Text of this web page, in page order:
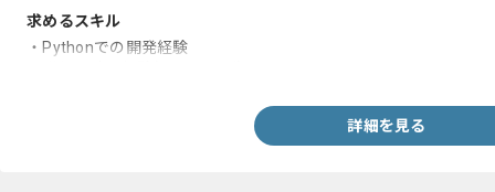
求めるスキル
・Pythonでの開発経験
詳細を見る